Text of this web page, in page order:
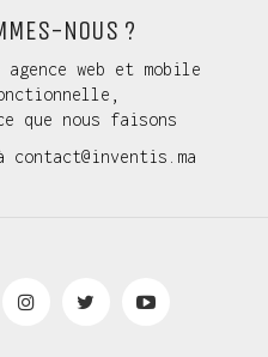
NOUS ?
agence web et mobile
que nous faisons
contact@inventis.ma